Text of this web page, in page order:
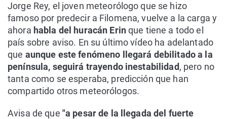
Jorge Rey, el joven meteorólogo que se hizo
famoso por predecir a Filomena, vuelve a la carga y
ahora habla del huracán Erinque tiene a todo el
país sobre aviso. En su último vídeo ha adelantado
que aunque este fenómeno llegará debilitado a la
península, seguirá trayendo inestabilidad, pero no
tanta como se esperaba, predicción que han
compartido otros meteorólogos.
Avisa de que "a pesar de la llegada del fuerte